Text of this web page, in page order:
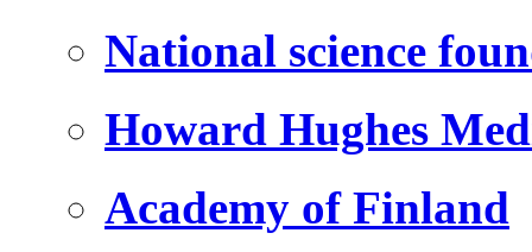
National science
Howard Hughes
Academy of Finland